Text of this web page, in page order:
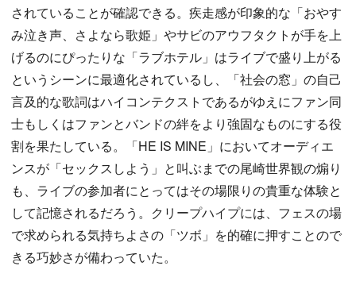
されていることが確認できる。疾走感が印象的な「おやす
み泣き声、さよなら歌姫」やサビのアウフタクトが手を上
げるのにぴったりな「ラブホテル」はライブで盛り上がる
というシーンに最適化されているし、「社会の窓」の自己
言及的な歌詞はハイコンテクストであるがゆえにファン同
士もしくはファンとバンドの絆をより強固なものにする役
割を果たしている。「HE IS MINE」においてオーディエ
ンスが「セックスしよう」と叫ぶまでの尾崎世界観の煽り
も、ライブの参加者にとってはその場限りの貴重な体験と
して記憶されるだろう。クリープハイプには、フェスの場
で求められる気持ちよさの「ツボ」を的確に押すことので
きる巧妙さが備わっていた。